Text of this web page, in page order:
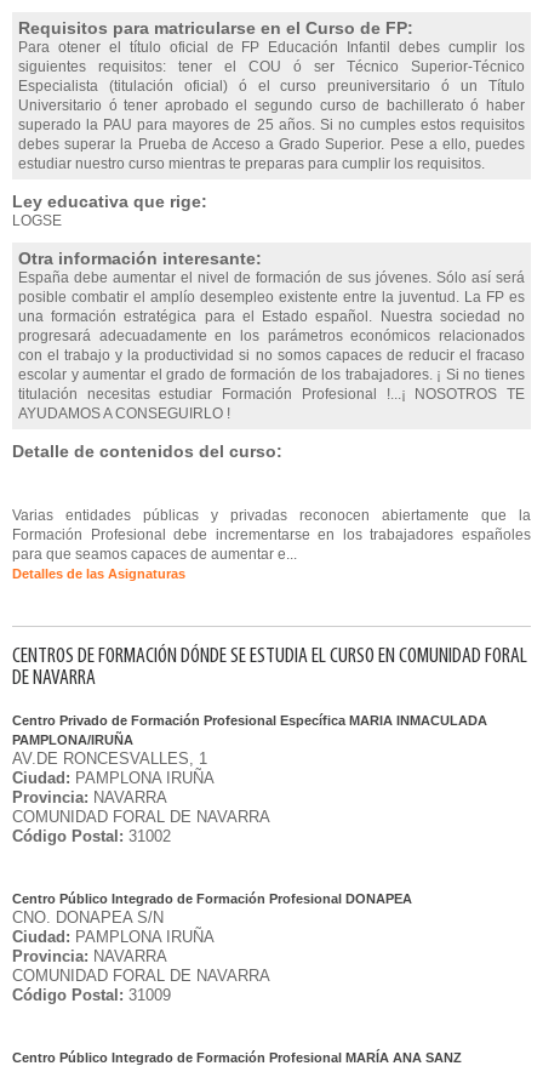
Requisitos para matricularse en el Curso de FP:
Para otener el título oficial de FP Educación Infantil debes cumplir los
siguientes requisitos: tener el COU ó ser Técnico Superior-Técnico
Especialista (titulación oficial) ó el curso preuniversitario ó un Título
Universitario ó tener aprobado el segundo curso de bachillerato ó haber
superado la PAU para mayores de 25 años. Si no cumples estos requisitos
debes superar la Prueba de Acceso a Grado Superior. Pese a ello, puedes
estudiar nuestro curso mientras te preparas para cumplir los requisitos.
Ley educativa que rige:
LOGSE
Otra información interesante:
España debe aumentar el nivel de formación de sus jóvenes. Sólo así será
posible combatir el amplío desempleo existente entre la juventud. La FP es
una formación estratégica para el Estado español. Nuestra sociedad no
progresará adecuadamente en los parámetros económicos relacionados
con el trabajo y la productividad si no somos capaces de reducir el fracaso
escolar y aumentar el grado de formación de los trabajadores. ¡ Si no tienes
titulación necesitas estudiar Formación Profesional !...¡ NOSOTROS TE
AYUDAMOS A CONSEGUIRLO !
Detalle de contenidos del curso:
Varias entidades públicas y privadas reconocen abiertamente que la
Formación Profesional debe incrementarse en los trabajadores españoles
para que seamos capaces de aumentar e...
Detalles de las Asignaturas
CENTROS DE FORMACIÓN DÓNDE SE ESTUDIA EL CURSO EN COMUNIDAD FORAL
DE NAVARRA
Centro Privado de Formación Profesional Específica MARIA INMACULADA
PAMPLONA/IRUÑA
AV.DE RONCESVALLES, 1
Ciudad: PAMPLONA IRUÑA
Provincia: NAVARRA
COMUNIDAD FORAL DE NAVARRA
Código Postal: 31002
Centro Público Integrado de Formación Profesional DONAPEA
CNO. DONAPEA S/N
Ciudad: PAMPLONA IRUÑA
Provincia: NAVARRA
COMUNIDAD FORAL DE NAVARRA
Código Postal: 31009
Centro Público Integrado de Formación Profesional MARÍA ANA SANZ